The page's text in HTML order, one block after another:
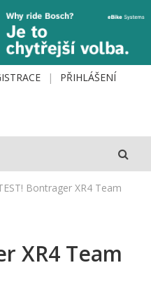
PŘIHLÁŠENÍ
Bontrager XR4 Team
XR4 Team